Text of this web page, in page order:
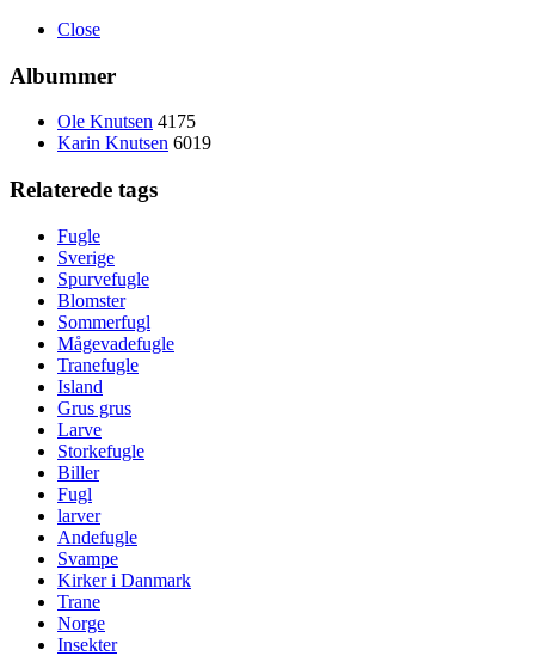
Close
Albummer
Ole Knutsen 4175
Karin Knutsen 6019
Relaterede tags
Fugle
Sverige
Spurvefugle
Blomster
Sommerfugl
Mågevadefugle
Tranefugle
Island
Grus grus
Larve
Storkefugle
Biller
Fugl
larver
Andefugle
Svampe
Kirker i Danmark
Trane
Norge
Insekter